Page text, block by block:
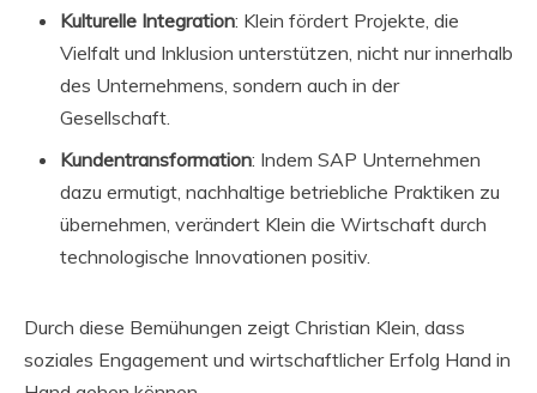
Kulturelle Integration: Klein fördert Projekte, die
Vielfalt und Inklusion unterstützen, nicht nur innerhalb
des Unternehmens, sondern auch in der
Gesellschaft.
Kundentransformation: Indem SAP Unternehmen
dazu ermutigt, nachhaltige betriebliche Praktiken zu
übernehmen, verändert Klein die Wirtschaft durch
technologische Innovationen positiv.
Durch diese Bemühungen zeigt Christian Klein, dass
soziales Engagement und wirtschaftlicher Erfolg Hand in